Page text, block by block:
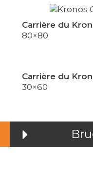
Carrière du
80×80
Carrière du
30×60